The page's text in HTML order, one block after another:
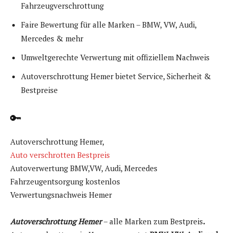
Fahrzeugverschrottung
Faire Bewertung für alle Marken – BMW, VW, Audi,
Mercedes & mehr
Umweltgerechte Verwertung mit offiziellem Nachweis
Autoverschrottung Hemer bietet Service, Sicherheit &
Bestpreise
🔑
Autoverschrottung Hemer,
Auto verschrotten Bestpreis
Autoverwertung BMW,VW, Audi, Mercedes
Fahrzeugentsorgung kostenlos
Verwertungsnachweis Hemer
Autoverschrottung Hemer– alle Marken zum Bestpreis.